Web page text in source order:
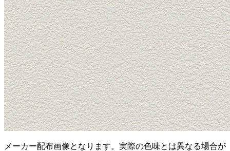
メーカー配布画像となります。実際の色味とは異なる場合が